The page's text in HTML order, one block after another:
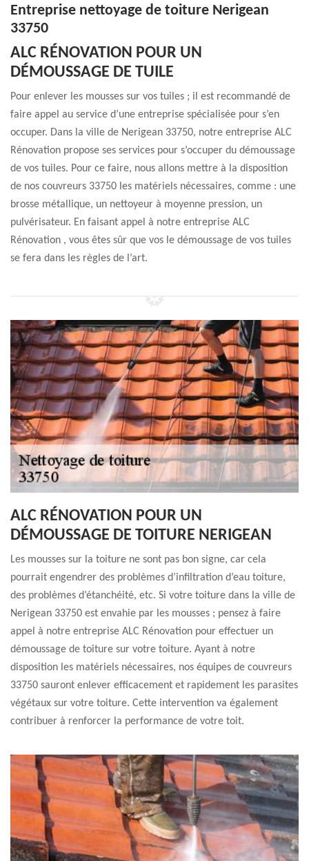
Entreprise nettoyage de toiture Nerigean
33750
ALC RÉNOVATION POUR UN
DÉMOUSSAGE DE TUILE
Pour enlever les mousses sur vos tuiles ; il est recommandé de
faire appel au service d’une entreprise spécialisée pour s’en
occuper. Dans la ville de Nerigean 33750, notre entreprise ALC
Rénovation propose ses services pour s’occuper du démoussage
de vos tuiles. Pour ce faire, nous allons mettre à la disposition
de nos couvreurs 33750 les matériels nécessaires, comme : une
brosse métallique, un nettoyeur à moyenne pression, un
pulvérisateur. En faisant appel à notre entreprise ALC
Rénovation , vous êtes sûr que vos le démoussage de vos tuiles
se fera dans les règles de l’art.
ALC RÉNOVATION POUR UN
DÉMOUSSAGE DE TOITURE NERIGEAN
Les mousses sur la toiture ne sont pas bon signe, car cela
pourrait engendrer des problèmes d’infiltration d’eau toiture,
des problèmes d’étanchéité, etc. Si votre toiture dans la ville de
Nerigean 33750 est envahie par les mousses ; pensez à faire
appel à notre entreprise ALC Rénovation pour effectuer un
démoussage de toiture sur votre toiture. Ayant à notre
disposition les matériels nécessaires, nos équipes de couvreurs
33750 sauront enlever efficacement et rapidement les parasites
végétaux sur votre toiture. Cette intervention va également
contribuer à renforcer la performance de votre toit.